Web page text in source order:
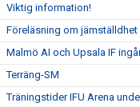
Viktig information!
Föreläsning om
Malmö AI och Upsala IF
Terräng-SM
Träningstider IFU Arena